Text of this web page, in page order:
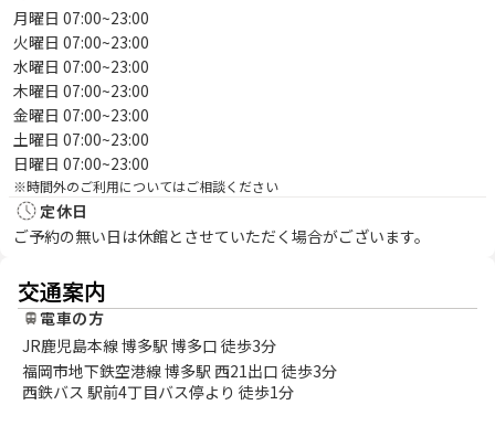
月曜日 07:00~23:00
火曜日 07:00~23:00
水曜日 07:00~23:00
木曜日 07:00~23:00
金曜日 07:00~23:00
土曜日 07:00~23:00
日曜日 07:00~23:00
※時間外のご利用についてはご相談ください
定休日
ご予約の無い日は休館とさせていただく場合がございます。
交通案内
電車の方
JR鹿児島本線 博多駅 博多口 徒歩3分
福岡市地下鉄空港線 博多駅 西21出口 徒歩3分
西鉄バス 駅前4丁目バス停より 徒歩1分